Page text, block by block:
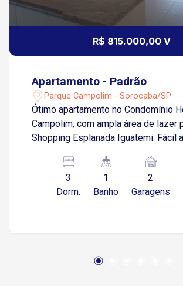
R$ 815.000,00 V
Apartamento - Padrão
Parque Campolim - Sorocaba/SP
Ótimo apartamento no Condomínio
Campolim, com ampla área de lazer
Shopping Esplanada Iguatemi. Fácil
com ar condicionado, sala dois
condicionado Varanda gourmet
armários Banheiro Área de serviço 2
3
Dorm.
1
Banho
2
Garagens